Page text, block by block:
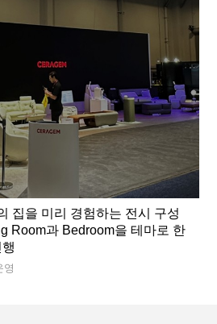
집을 미리 경험하는 전시 구성
Room과 Bedroom을 테마로 한
영